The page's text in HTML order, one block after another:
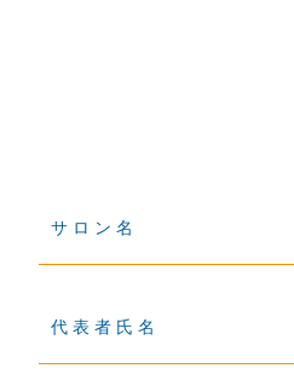
サロン名
代表者氏名